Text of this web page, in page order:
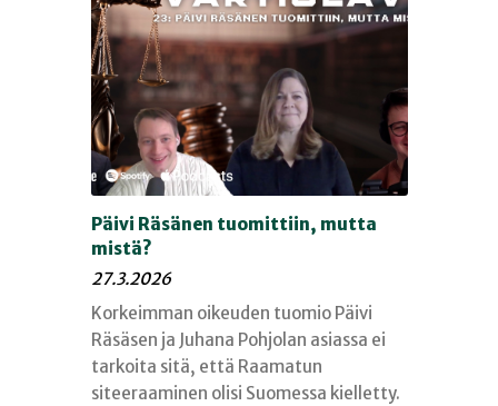
Päivi Räsänen tuomittiin, mutta
mistä?
27.3.2026
Korkeimman oikeuden tuomio Päivi
Räsäsen ja Juhana Pohjolan asiassa ei
tarkoita sitä, että Raamatun
siteeraaminen olisi Suomessa kielletty.